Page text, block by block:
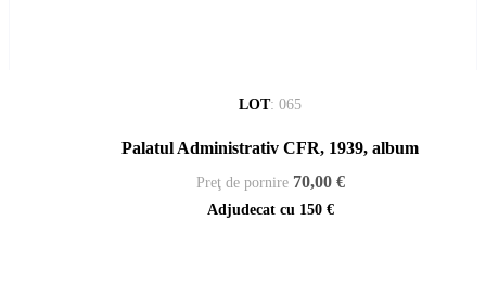
LOT: 065
Palatul Administrativ CFR, 1939, album
Preţ de pornire 70,00 €
Adjudecat cu 150 €